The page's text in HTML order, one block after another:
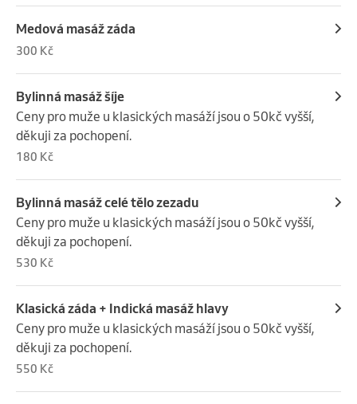
Medová masáž záda
300 Kč
Bylinná masáž šíje
Ceny pro muže u klasických masáží jsou o 50kč vyšší,
děkuji za pochopení.
180 Kč
Bylinná masáž celé tělo zezadu
Ceny pro muže u klasických masáží jsou o 50kč vyšší,
děkuji za pochopení.
530 Kč
Klasická záda + Indická masáž hlavy
Ceny pro muže u klasických masáží jsou o 50kč vyšší,
děkuji za pochopení.
550 Kč